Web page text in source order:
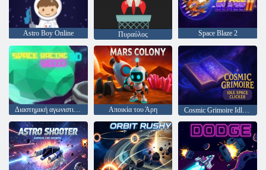
Astro Boy Online Πυραύλος Space Blaze 2
Διαστημική αγωνιστική 3D: άκυρη Αποικία του Άρη Cosmic Grimoire Idle Space Clicker